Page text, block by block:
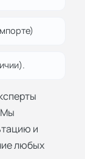
Мы
и
любых